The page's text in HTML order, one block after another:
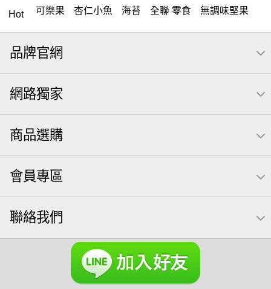
Hot 可樂果 杏仁小魚 海苔 全聯 零食 無調味堅果
隨手包 無調味 全聯 禮盒 堅穀力 綜合纖果
薯條
椒鹽 栗 米果 甘栗 全聯 拜拜 萬歲牌 飲
桶裝 萬歲牌; 堅果
荷卡 芋頭 三角壽司海苔 核桃 三角
【萬歲牌】每日堅果系列
三角飯糰 icash 元本山 無調味綜合果 芝麻
禮盒 無糖 堅果飲
桶裝堅果
元氣什穀堅果飲 萬歲牌小魚 萬歲開心果
紅棗 胡桃 開心果 萬歲牌
全聯 堅果禮盒 萬歲牌 蔓越莓 全聯 海苔
品牌官網
網路獨家
商品選購
會員專區
聯絡我們